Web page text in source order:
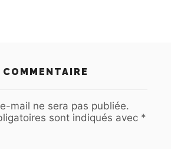
mail ne sera pas publiée.
sont indiqués avec *